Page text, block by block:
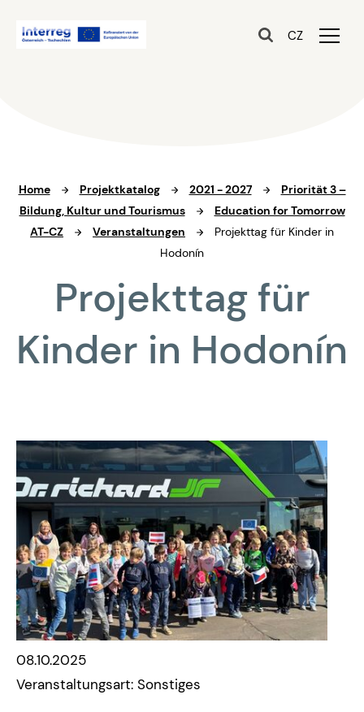
CZ
Home Projektkatalog 2021 - 2027
Priorität 3 –
Bildung, Kultur und Tourismus
Education for Tomorrow
AT-CZ
Veranstaltungen
Projekttag für Kinder in
Hodonín
Projekttag für
Kinder in Hodonín
08.10.2025
Veranstaltungsart: Sonstiges